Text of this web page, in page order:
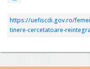
https://uefiscdi.gov.ro/
tinere-cercetatoare-